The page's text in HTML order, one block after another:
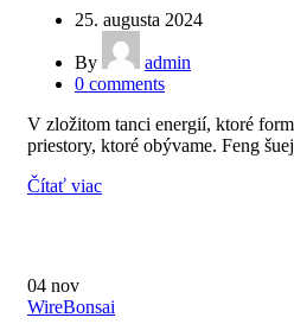
25. augusta 2024
By
admin
0 comments
V zložitom tanci energií, ktoré
priestory, ktoré obývame. Feng
Čítať viac
04 nov
WireBonsai